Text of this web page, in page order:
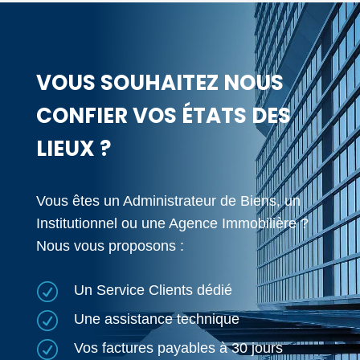
VOUS SOUHAITEZ NOUS
CONFIER VOS ÉTATS DES
LIEUX ?
Vous êtes un Administrateur de Biens, un
Institutionnel ou une Agence Immobilière ?
Nous vous proposons :
R Un Service Clients dédié
R Une assistance technique
R Vos factures payables à 30 jours